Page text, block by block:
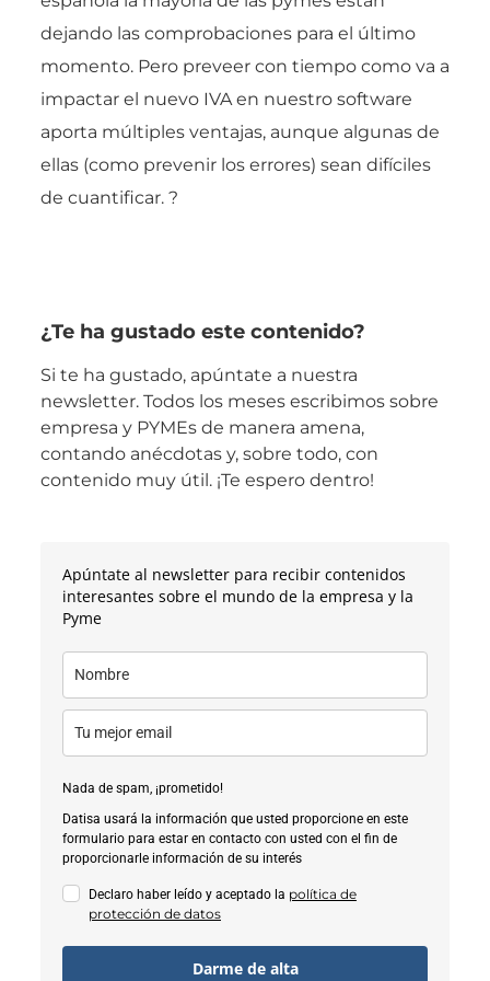
dejando las comprobaciones para el último
momento. Pero preveer con tiempo como va a
impactar el nuevo IVA en nuestro software
aporta múltiples ventajas, aunque algunas de
ellas (como prevenir los errores) sean difíciles
de cuantificar. ?
¿Te ha gustado este contenido?
Si te ha gustado, apúntate a nuestra
newsletter. Todos los meses escribimos sobre
empresa y PYMEs de manera amena,
contando anécdotas y, sobre todo, con
contenido muy útil. ¡Te espero dentro!
Apúntate al newsletter para recibir contenidos
interesantes sobre el mundo de la empresa y la
Pyme
Nada de spam, ¡prometido!
Datisa usará la información que usted proporcione en este
formulario para estar en contacto con usted con el fin de
proporcionarle información de su interés
Declaro haber leído y aceptado la política de
protección de datos
Darme de alta